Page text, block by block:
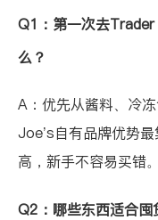
Q1：第一次去
么？
A：优先从酱料、冷
Joe’s自有品牌优势
高，新手不容易买错。
Q2：哪些东西适合囤